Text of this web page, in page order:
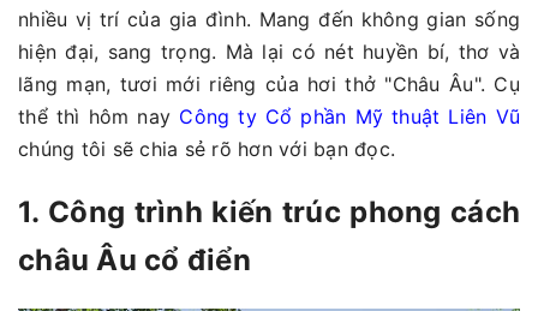
nhiều vị trí của gia đình. Mang đến không gian sống
hiện đại, sang trọng. Mà lại có nét huyền bí, thơ và
lãng mạn, tươi mới riêng của hơi thở "Châu Âu". Cụ
thể thì hôm nay Công ty Cổ phần Mỹ thuật Liên Vũ
chúng tôi sẽ chia sẻ rõ hơn với bạn đọc.
1. Công trình kiến trúc phong cách
châu Âu cổ điển